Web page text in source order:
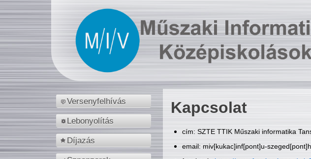
Versenyfelhívás
Lebonyolítás
Díjazás
Kapcsolat
cím: SZTE TTIK Műszaki informatika
email: miv[kukac]inf[pont]u-